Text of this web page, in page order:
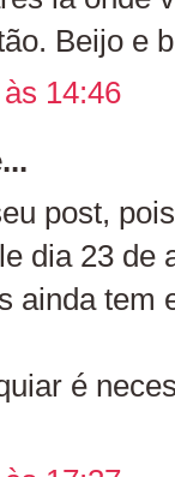
Beijo e
14:46
post,
dia 23 de
ainda tem
é